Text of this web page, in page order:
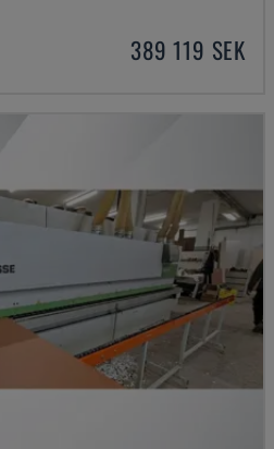
389 119 SEK